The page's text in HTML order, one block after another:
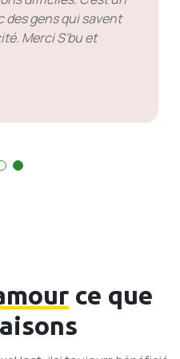
ce que